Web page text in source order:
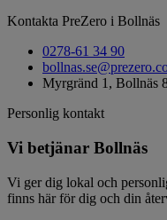
Kontakta PreZero i Bollnäs
0278-61 34 90
Myrgränd 1, Bollnäs
Personlig kontakt
Vi betjänar Bollnäs
Vi ger dig lokal och
finns här för dig och din